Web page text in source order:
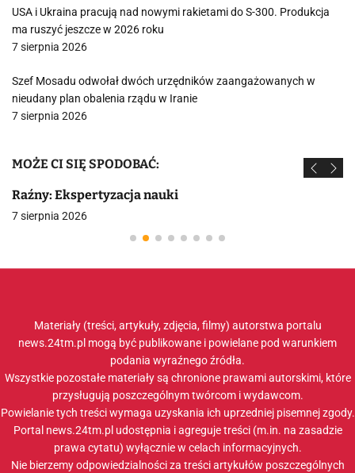
USA i Ukraina pracują nad nowymi rakietami do S-300. Produkcja
ma ruszyć jeszcze w 2026 roku
7 sierpnia 2026
Szef Mosadu odwołał dwóch urzędników zaangażowanych w
nieudany plan obalenia rządu w Iranie
7 sierpnia 2026
MOŻE CI SIĘ SPODOBAĆ:
Raźny: Ekspertyzacja nauki
7 sierpnia 2026
Materiały (treści, artykuły, zdjęcia, filmy) autorstwa portalu
news.24tm.pl mogą być publikowane i powielane pod warunkiem
podania wyraźnego źródła.
Wszystkie pozostałe materiały są chronione prawami autorskimi, które
przysługują poszczególnym twórcom i wydawcom.
Powielanie tych treści wymaga uzyskania ich uprzedniej pisemnej zgody.
Portal news.24tm.pl udostępnia i agreguje treści (m.in. na zasadzie
prawa cytatu) wyłącznie w celach informacyjnych.
Nie bierzemy odpowiedzialności za treści artykułów poszczególnych